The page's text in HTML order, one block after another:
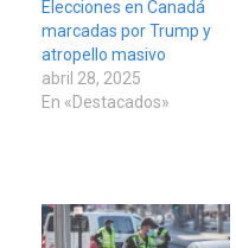
Elecciones en Canadá
marcadas por Trump y
atropello masivo
abril 28, 2025
En «Destacados»